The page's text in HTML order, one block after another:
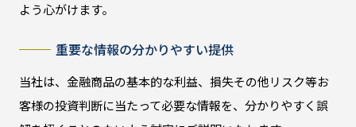
よう心がけます。
重要な情報の分かりやすい提供
当社は、金融商品の基本的な利益、損失その他リスク等お
客様の投資判断に当たって必要な情報を、分かりやすく誤